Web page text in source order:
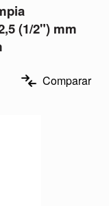
(1/2") mm
Comparar